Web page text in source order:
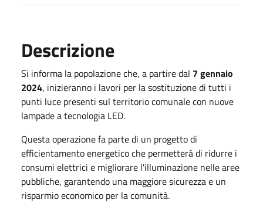
Descrizione
Si informa la popolazione che, a partire dal 7 gennaio
2024, inizieranno i lavori per la sostituzione di tutti i
punti luce presenti sul territorio comunale con nuove
lampade a tecnologia LED.
Questa operazione fa parte di un progetto di
efficientamento energetico che permetterà di ridurre i
consumi elettrici e migliorare l'illuminazione nelle aree
pubbliche, garantendo una maggiore sicurezza e un
risparmio economico per la comunità.